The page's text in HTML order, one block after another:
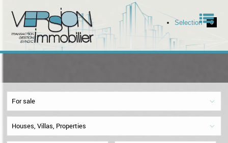
Selection 0
Our offers
Our services
For sale
Houses, Villas, Properties